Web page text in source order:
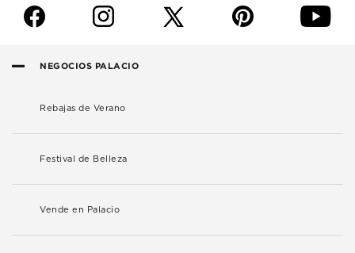
f i p y
NEGOCIOS PALACIO
Rebajas de Verano
Festival de Belleza
Vende en Palacio